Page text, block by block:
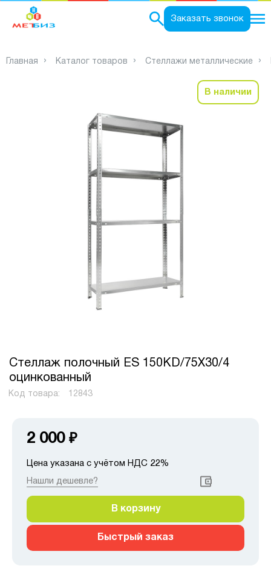
Заказать звонок
Главная Каталог товаров Стеллажи металлические
В наличии
Стеллаж полочный ES 150KD/75Х30/4
оцинкованный
Код товара: 12843
2 000 ₽
Цена указана с учётом НДС 22%
Нашли дешевле?
В корзину
Быстрый заказ